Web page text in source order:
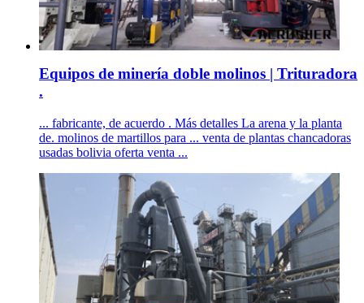
Equipos de minería doble molinos | Trituradora
.
... fabricante, de acuerdo . Más detalles La arena y la planta
de. molinos de martillos para ... venta de plantas chancadoras
usadas bolivia oferta venta ...